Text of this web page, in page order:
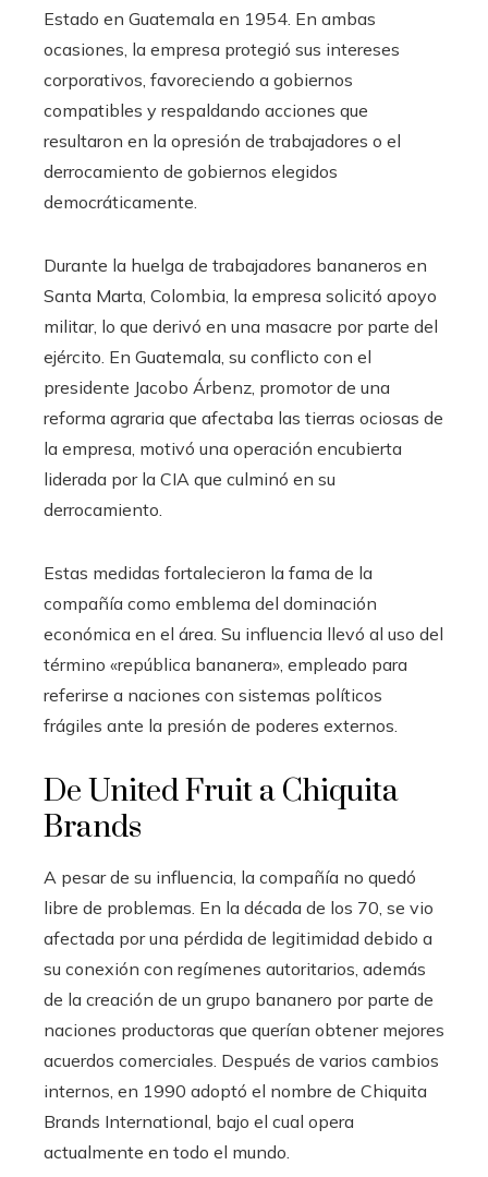
Estado en Guatemala en 1954. En ambas
ocasiones, la empresa protegió sus intereses
corporativos, favoreciendo a gobiernos
compatibles y respaldando acciones que
resultaron en la opresión de trabajadores o el
derrocamiento de gobiernos elegidos
democráticamente.
Durante la huelga de trabajadores bananeros en
Santa Marta, Colombia, la empresa solicitó apoyo
militar, lo que derivó en una masacre por parte del
ejército. En Guatemala, su conflicto con el
presidente Jacobo Árbenz, promotor de una
reforma agraria que afectaba las tierras ociosas de
la empresa, motivó una operación encubierta
liderada por la CIA que culminó en su
derrocamiento.
Estas medidas fortalecieron la fama de la
compañía como emblema del dominación
económica en el área. Su influencia llevó al uso del
término «república bananera», empleado para
referirse a naciones con sistemas políticos
frágiles ante la presión de poderes externos.
De United Fruit a Chiquita
Brands
A pesar de su influencia, la compañía no quedó
libre de problemas. En la década de los 70, se vio
afectada por una pérdida de legitimidad debido a
su conexión con regímenes autoritarios, además
de la creación de un grupo bananero por parte de
naciones productoras que querían obtener mejores
acuerdos comerciales. Después de varios cambios
internos, en 1990 adoptó el nombre de Chiquita
Brands International, bajo el cual opera
actualmente en todo el mundo.